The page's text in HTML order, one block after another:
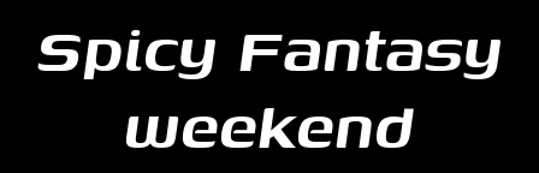
Spicy Fantasy
weekend